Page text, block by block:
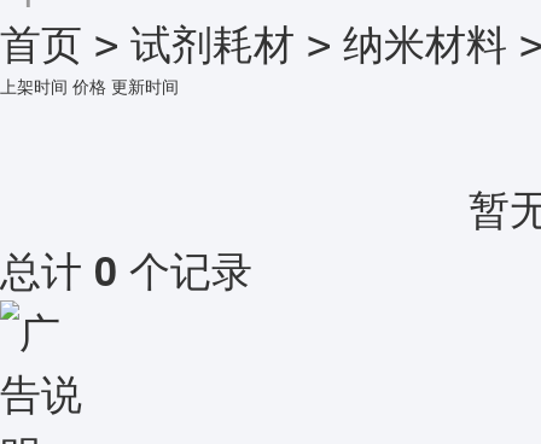
首页 > 试剂耗材 > 纳米材料
上架时间 价格 更新时间
暂
总计 0 个记录